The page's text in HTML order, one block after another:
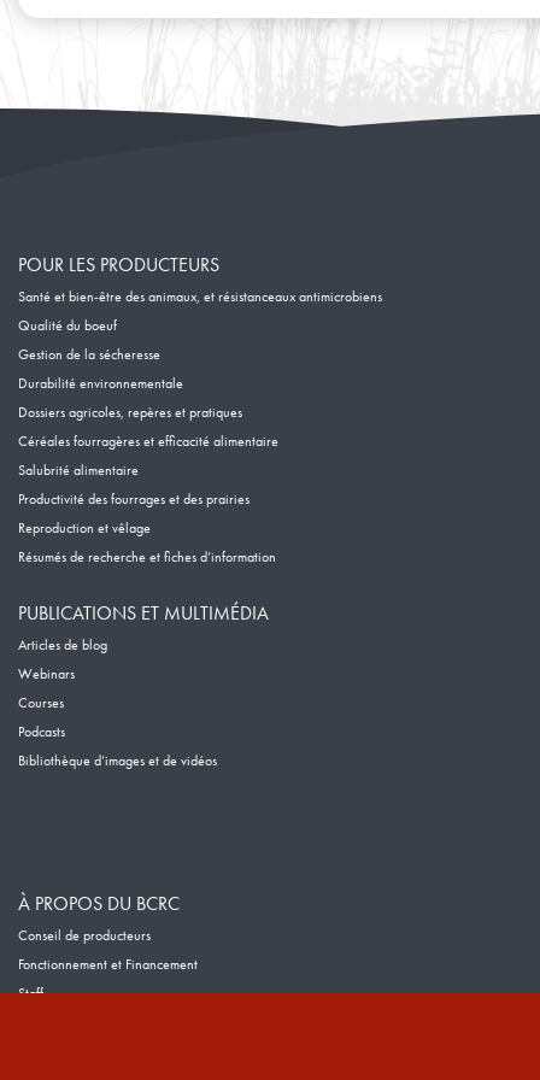
Février
POUR LES PRODUCTEURS
Santé et bien-être des animaux, et résistanceaux antimicrobiens
Qualité du boeuf
Gestion de la sécheresse
Durabilité environnementale
Dossiers agricoles, repères et pratiques
Céréales fourragères et efficacité alimentaire
Salubrité alimentaire
Productivité des fourrages et des prairies
Reproduction et vêlage
Résumés de recherche et fiches d’information
PUBLICATIONS ET MULTIMÉDIA
Articles de blog
Webinars
Courses
Podcasts
Bibliothèque d’images et de vidéos
À PROPOS DU BCRC
Conseil de producteurs
Fonctionnement et Financement
Staff